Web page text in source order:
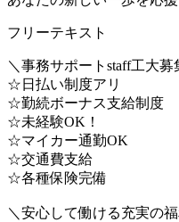
フリーテキスト
＼事務サポートstaff工大募
☆日払い制度アリ
☆勤続ボーナス支給制度
☆未経験OK！
☆マイカー通勤OK
☆交通費支給
☆各種保険完備
＼安心して働ける充実の